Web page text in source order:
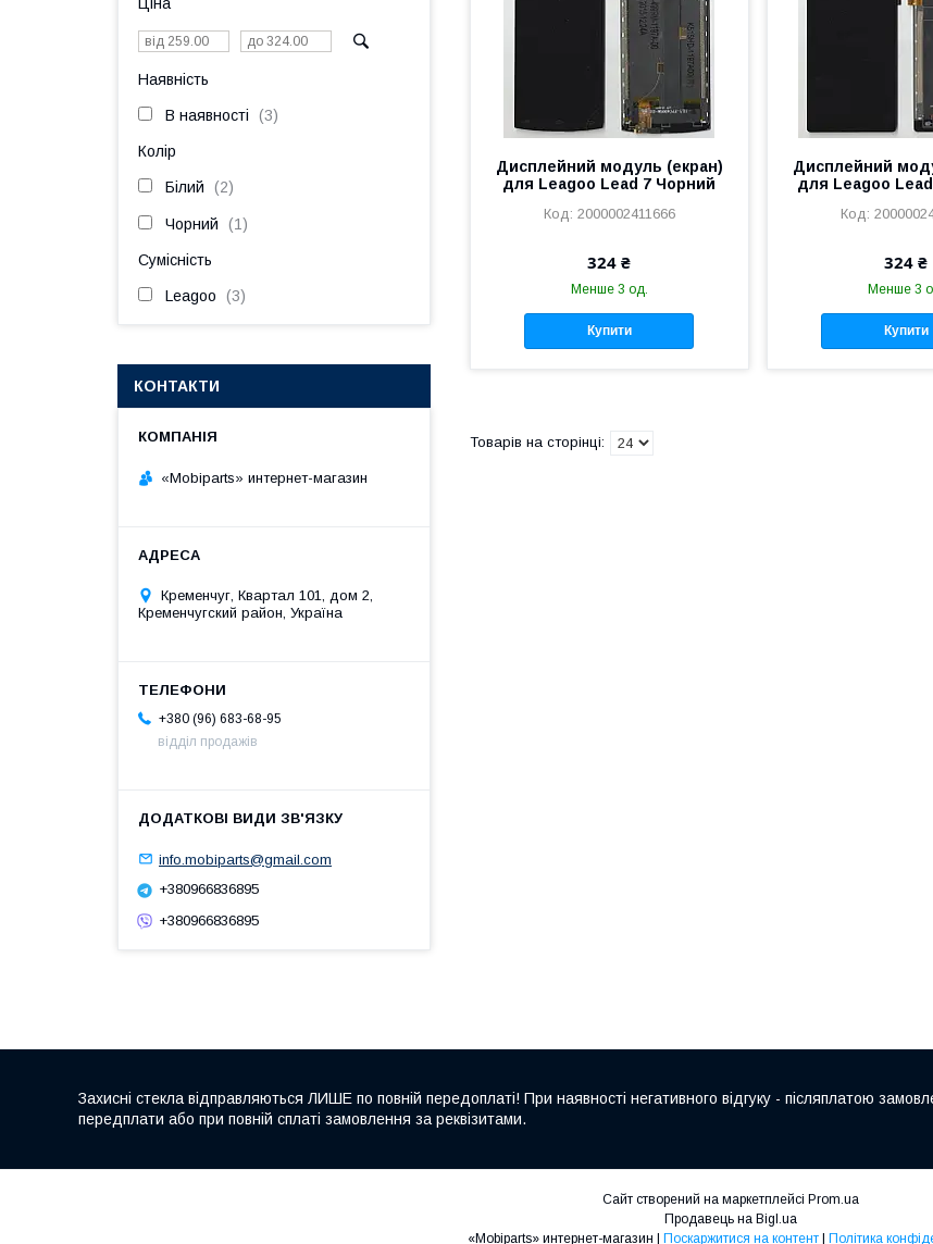
Дисплейний модуль (екран)
для Leagoo Lead 7 Чорний
2000002411666
324 ₴
Менше 3 од.
Купити
Дисплейний
для Leagoo
324 ₴
Менше 3
Купити
Наявність
В наявності 3
Колір
Білий 2
Чорний 1
Сумісність
Leagoo 3
КОНТАКТИ
«Mobiparts» интернет-магазин
Кременчуг, Квартал 101, дом 2,
Кременчугский район, Україна
+380 (96) 683-68-95
відділ продажів
info.mobiparts@gmail.com
+380966836895
+380966836895
Захисні стекла відправляються ЛИШЕ по повній передоплаті! При наявності негативного відгуку - післяплатою
передплати або при повній сплаті замовлення за реквізитами.
Сайт створений на маркетплейсі Prom.ua
Продавець на Bigl.ua
Поскаржитися на контент Політика